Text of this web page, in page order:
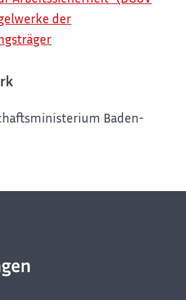
der
Baden-